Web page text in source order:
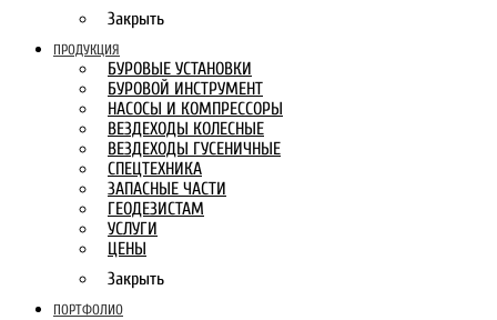
Закрыть
ПРОДУКЦИЯ
БУРОВЫЕ УСТАНОВКИ
БУРОВОЙ ИНСТРУМЕНТ
НАСОСЫ И КОМПРЕССОРЫ
ВЕЗДЕХОДЫ КОЛЕСНЫЕ
ВЕЗДЕХОДЫ ГУСЕНИЧНЫЕ
СПЕЦТЕХНИКА
ЗАПАСНЫЕ ЧАСТИ
ГЕОДЕЗИСТАМ
УСЛУГИ
ЦЕНЫ
Закрыть
ПОРТФОЛИО